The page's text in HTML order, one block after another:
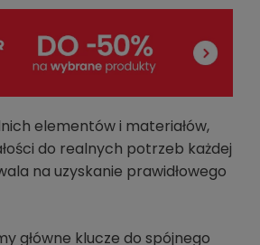
elementów i materiałów,
do realnych potrzeb każdej
na uzyskanie prawidłowego
główne klucze do spójnego